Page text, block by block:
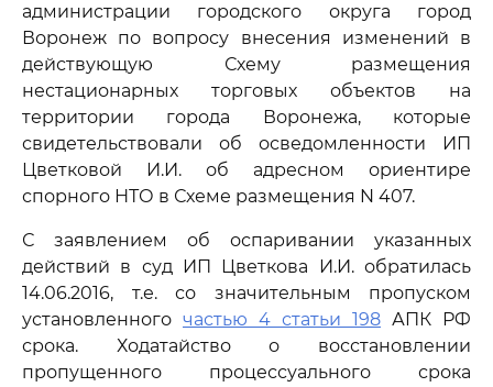
администрации городского округа город
Воронеж по вопросу внесения изменений в
действующую Схему размещения
нестационарных торговых объектов на
территории города Воронежа, которые
свидетельствовали об осведомленности ИП
Цветковой И.И. об адресном ориентире
спорного НТО в Схеме размещения N 407.
С заявлением об оспаривании указанных
действий в суд ИП Цветкова И.И. обратилась
14.06.2016, т.е. со значительным пропуском
установленного частью 4 статьи 198 АПК РФ
срока. Ходатайство о восстановлении
пропущенного процессуального срока